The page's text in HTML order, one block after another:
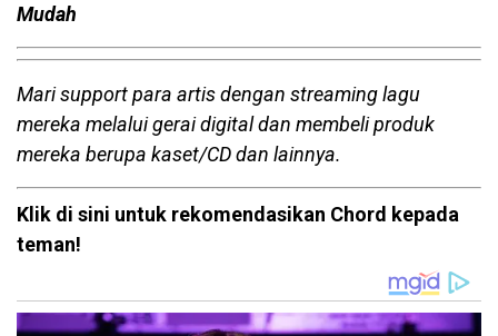
Mudah
Mari support para artis dengan streaming lagu
mereka melalui gerai digital dan membeli produk
mereka berupa kaset/CD dan lainnya.
Klik di sini untuk rekomendasikan Chord kepada
teman!